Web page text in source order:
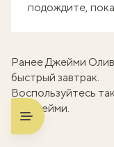
подождите,
Ранее Джейми
быстрый завтрак.
Воспользуйтесь
от Джейми.